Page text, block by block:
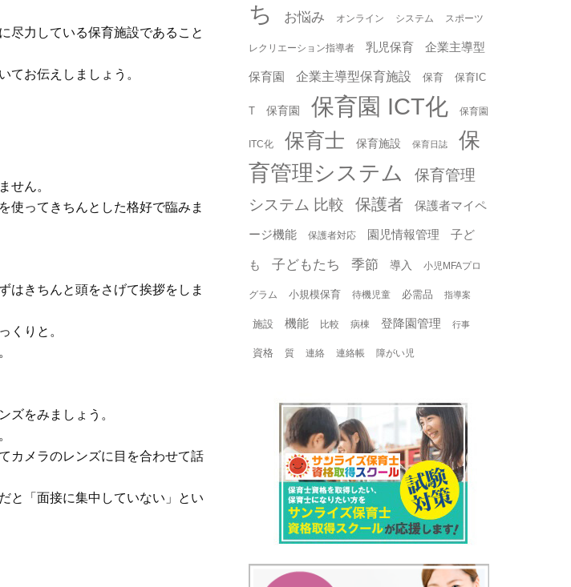
尽力している保育施設であること
てお伝えしましょう。
せん。
使ってきちんとした格好で臨みま
はきちんと頭をさげて挨拶をしま
くりと。
ズをみましょう。
カメラのレンズに目を合わせて話
と「面接に集中していない」とい
ち
お悩み オンライン システム スポーツ
レクリエーション指導者 乳児保育 企業主導型
保育園 企業主導型保育施設 保育 保育IC
T 保育園 保育園 ICT化 保育園
ITC化 保育士 保育施設 保育日誌
保
育管理システム
保育管理
システム 比較
保護者 保護者マイペ
ージ機能 保護者対応 園児情報管理 子ど
も 子どもたち 季節 導入 小児MFAプロ
グラム 小規模保育 待機児童 必需品 指導案
施設 機能 比較 病棟 登降園管理 行事
資格 質 連絡 連絡帳 障がい児